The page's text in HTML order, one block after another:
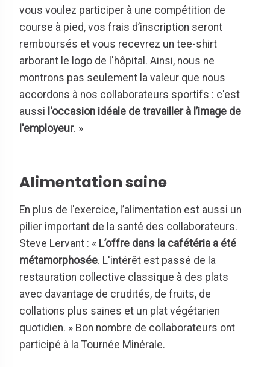
vous voulez participer à une compétition de
course à pied, vos frais d’inscription seront
remboursés et vous recevrez un tee-shirt
arborant le logo de l'hôpital. Ainsi, nous ne
montrons pas seulement la valeur que nous
accordons à nos collaborateurs sportifs : c'est
aussi l'occasion idéale de travailler à l’image de
l'employeur. »
Alimentation saine
En plus de l'exercice, l’alimentation est aussi un
pilier important de la santé des collaborateurs.
Steve Lervant : « L’offre dans la cafétéria a été
métamorphosée. L'intérêt est passé de la
restauration collective classique à des plats
avec davantage de crudités, de fruits, de
collations plus saines et un plat végétarien
quotidien. » Bon nombre de collaborateurs ont
participé à la Tournée Minérale.